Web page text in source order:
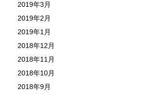
2019年3月
2019年2月
2019年1月
2018年12月
2018年11月
2018年10月
2018年9月